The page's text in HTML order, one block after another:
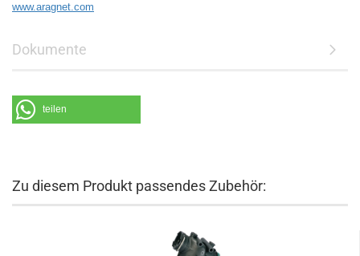
www.aragnet.com
Dokumente
teilen
Zu diesem Produkt passendes Zubehör: